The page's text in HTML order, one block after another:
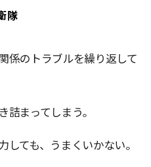
隊
係のトラブルを繰り返して
詰まってしまう。
しても、うまくいかない。